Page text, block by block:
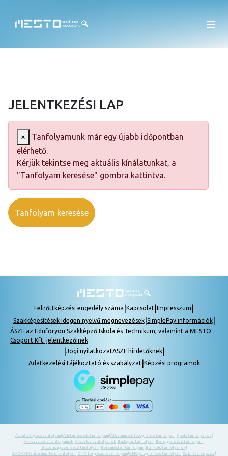
JELENTKEZÉSI LAP
×
Tanfolyamunk már egy újabb időpontban
elérhető.
Kérjük tekintse meg aktuális kínálatunkat, a
"Tanfolyam keresése" gombra kattintva.
Tanfolyam keresése
Felnőttképzési engedély száma Kapcsolat Impresszum
Szakképesítések idegen nyelvű megnevezések| SimplePay információk|
ÁSZF az Eduforyou Szakképző Iskola és Technikum, valamint a MESTO
Csoport Kft. jelentkezőinek
Jogi nyilatkozatASZF hirdetőknek|
Adatkezelési tájékoztató és szabályzat| Képzési programok
Ácsállványozó tanfolyam| Adótanácsadó tanfolyam| Alkalmazott fotográfus tanfolyam| Ápoló tanfolyamok
Asszisztens tanfolyamok Asztalos tanfolyamok Bádogos tanfolyam| Bérügyintéző tanfolyam|
Biztonságszervező tanfolyam| Boncmester tanfolyam| Burkoló tanfolyamok
CAD-CAM informatikus tanfolyam| CNC forgácsoló tanfolyam| CNC programozó tanfolyam| Cukrász képzés